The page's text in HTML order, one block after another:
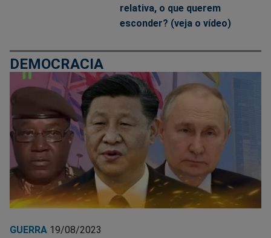
relativa, o que querem
esconder? (veja o vídeo)
DEMOCRACIA
GUERRA 19/08/2023